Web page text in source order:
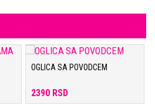
OGLICA SA POVODCEM
2390 RSD